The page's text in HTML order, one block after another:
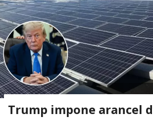
Trump impone arancel